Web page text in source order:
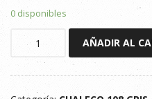
0 disponibles
AÑADIR AL